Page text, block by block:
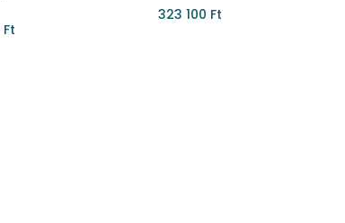
Ft
323 100 Ft